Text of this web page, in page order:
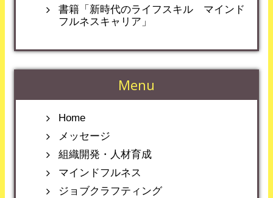
書籍「新時代のライフスキル マインド
フルネスキャリア」
Menu
Home
メッセージ
組織開発・人材育成
マインドフルネス
ジョブクラフティング